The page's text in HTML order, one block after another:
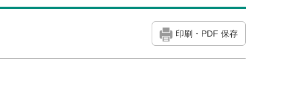
印刷・PDF 保存